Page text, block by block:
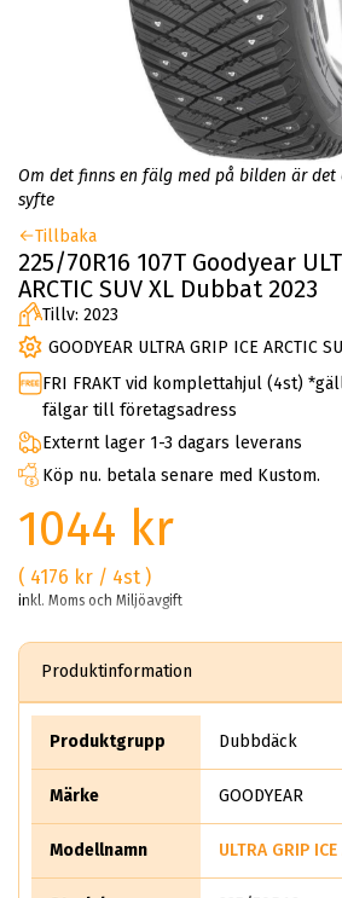
Om det finns en fälg med på bilden är
syfte
Tillbaka
225/70R16 107T Goodyear
ARCTIC SUV XL Dubbat 2023
Tillv: 2023
GOODYEAR ULTRA GRIP ICE ARCTIC
FRI FRAKT vid komplettahjul (4st)
fälgar till företagsadress
Externt lager 1-3 dagars leverans
Köp nu. betala senare med Kustom.
1044 kr
( 4176 kr / 4st )
inkl. Moms och Miljöavgift
Produktinformation
Produktgrupp Dubbdäck
Märke GOODYEAR
Modellnamn ULTRA GRIP